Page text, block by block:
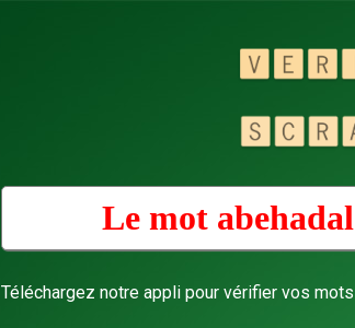
Le mot
Téléchargez notre appli pour vérifier vos